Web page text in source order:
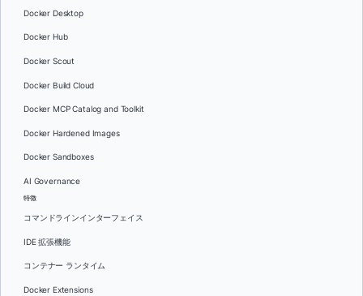
Docker Desktop
Docker Hub
Docker Scout
Docker Build Cloud
Docker MCP Catalog and Toolkit
Docker Hardened Images
Docker Sandboxes
AI Governance
特徴
コマンドラインインターフェイス
IDE 拡張機能
コンテナー ランタイム
Docker Extensions